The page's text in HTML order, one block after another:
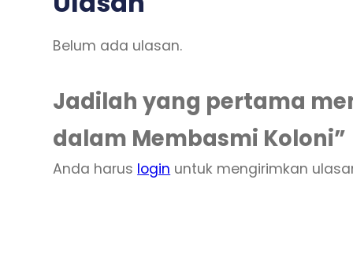
Belum ada ulasan.
Jadilah yang pertama
dalam Membasmi Koloni”
Anda harus login untuk mengirimkan